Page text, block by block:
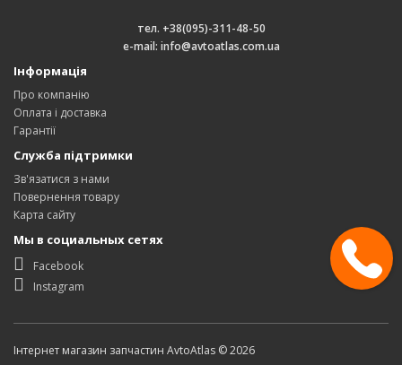
тел. +38(095)-311-48-50
e-mail: info@avtoatlas.com.ua
Інформація
Про компанію
Оплата і доставка
Гарантії
Служба підтримки
Зв'язатися з нами
Повернення товару
Карта сайту
Мы в социальных сетях
Facebook
Instagram
Інтернет магазин запчастин AvtoAtlas © 2026